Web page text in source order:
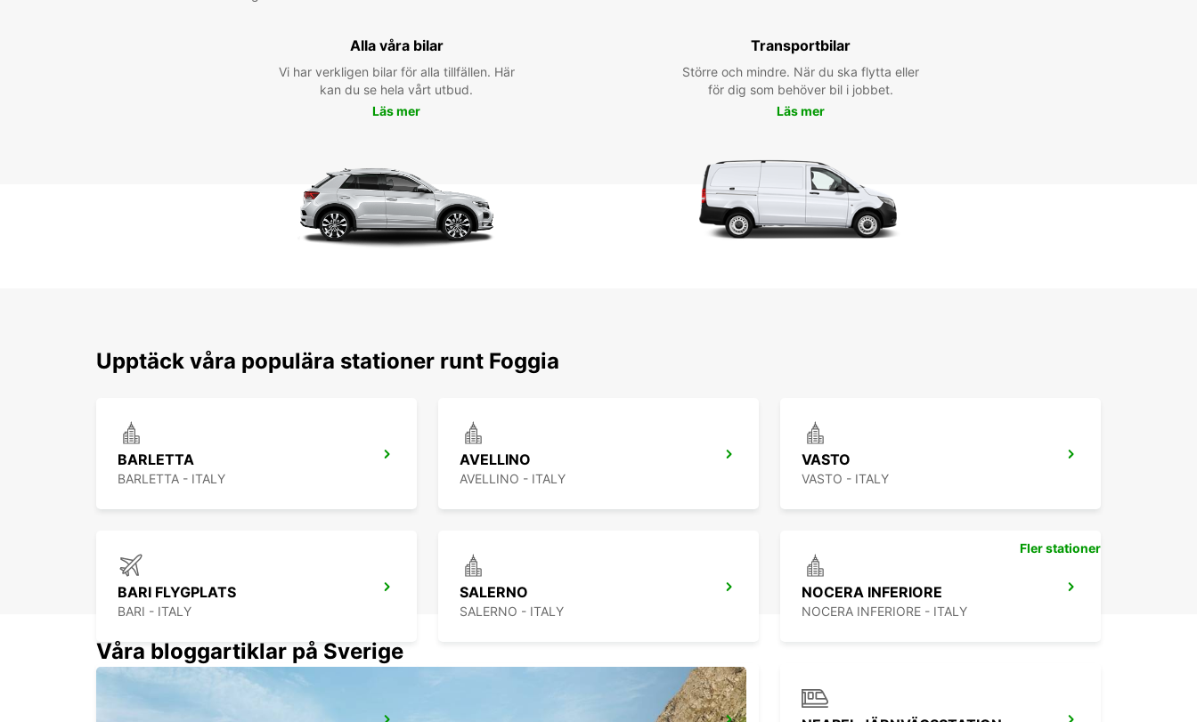
Alla våra bilar
Vi har verkligen bilar för alla tillfällen. Här
kan du se hela vårt utbud.
Läs mer
Transportbilar
Större och mindre. När du ska flytta eller
för dig som behöver bil i jobbet.
Läs mer
Upptäck våra populära stationer runt Foggia
BARLETTA
BARLETTA - ITALY
AVELLINO
AVELLINO - ITALY
VASTO
VASTO - ITALY
BARI FLYGPLATS
BARI - ITALY
SALERNO
SALERNO - ITALY
NOCERA INFERIORE
NOCERA INFERIORE - ITALY
Fler stationer
Våra bloggartiklar på Sverige